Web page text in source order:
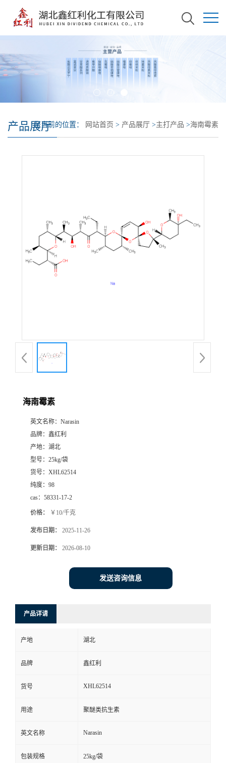
产品展厅您当前的位置： 网站首页 > 产品展厅 >主打产品 >海南霉素
海南霉素
英文名称： Narasin
品牌： 鑫红利
产地： 湖北
型号： 25kg/袋
货号： XHL62514
纯度： 98
cas： 58331-17-2
价格： ￥10/千克
发布日期： 2025-11-26
更新日期： 2026-08-10
发送咨询信息
产品详请
产地 湖北
品牌 鑫红利
货号 XHL62514
用途 聚醚类抗生素
英文名称 Narasin
包装规格 25kg/袋